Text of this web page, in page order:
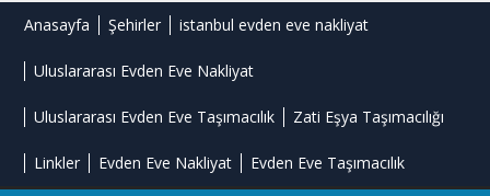
Anasayfa Şehirler istanbul evden eve nakliyat
Uluslararası Evden Eve Nakliyat
Uluslararası Evden Eve Taşımacılık Zati Eşya Taşımacılığı
Linkler Evden Eve Nakliyat Evden Eve Taşımacılık